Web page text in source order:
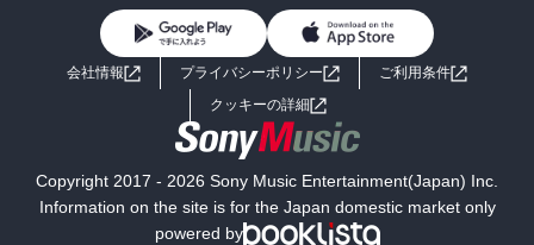
ライトノベル 男子向けラノベ
小説
海外小説
ミステリー SF
よくあるご質問 お問い合わせ
会社情報 プライバシーポリシー
ご利用条件
クッキーの詳細
Copyright 2017 - 2026 Sony Music Entertainment(Japan) Inc.
Information on the site is for the Japan domestic market only
powered by